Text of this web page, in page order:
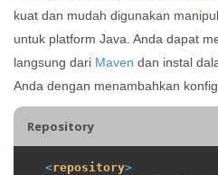
kuat dan mudah digunakan
untuk platform Java. Anda dapat
langsung dari Maven dan instal
Anda dengan menambahkan
Repository
<repository>